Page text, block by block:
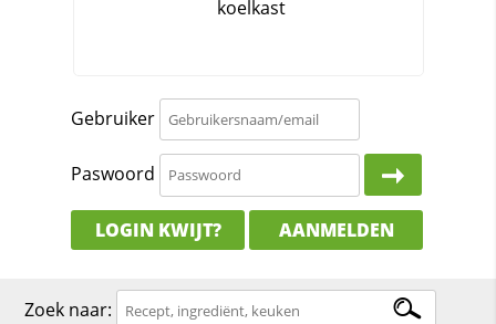
Gebruiker
Paswoord
LOGIN KWIJT? AANMELDEN
Zoek naar: